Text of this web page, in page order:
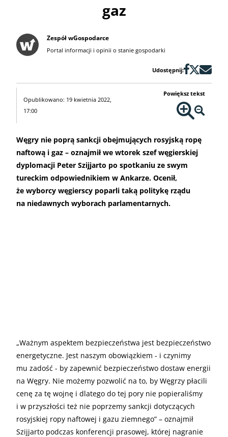
gaz
Zespół wGospodarce
Portal informacji i opinii o stanie gospodarki
Udostępnij:
Opublikowano: 19 kwietnia 2022,
17:00
Powiększ tekst
Węgry nie poprą sankcji obejmujących rosyjską ropę
naftową i gaz – oznajmił we wtorek szef węgierskiej
dyplomacji Peter Szijjarto po spotkaniu ze swym
tureckim odpowiednikiem w Ankarze. Ocenił,
że wyborcy węgierscy poparli taką politykę rządu
na niedawnych wyborach parlamentarnych.
„Ważnym aspektem bezpieczeństwa jest bezpieczeństwo
energetyczne. Jest naszym obowiązkiem - i czynimy
mu zadość - by zapewnić bezpieczeństwo dostaw energii
na Węgry. Nie możemy pozwolić na to, by Węgrzy płacili
cenę za tę wojnę i dlatego do tej pory nie popieraliśmy
i w przyszłości też nie poprzemy sankcji dotyczących
rosyjskiej ropy naftowej i gazu ziemnego” – oznajmił
Szijjarto podczas konferencji prasowej, której nagranie